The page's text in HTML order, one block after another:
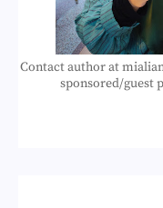
Contact author at
sponsored/guest